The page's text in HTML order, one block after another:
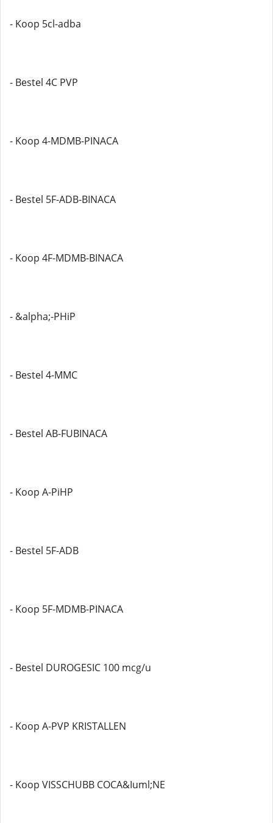
- Koop 5cl-adba
- Bestel 4C PVP
- Koop 4-MDMB-PINACA
- Bestel 5F-ADB-BINACA
- Koop 4F-MDMB-BINACA
- &alpha;-PHiP
- Bestel 4-MMC
- Bestel AB-FUBINACA
- Koop A-PiHP
- Bestel 5F-ADB
- Koop 5F-MDMB-PINACA
- Bestel DUROGESIC 100 mcg/u
- Koop A-PVP KRISTALLEN
- Koop VISSCHUBB COCA&Iuml;NE